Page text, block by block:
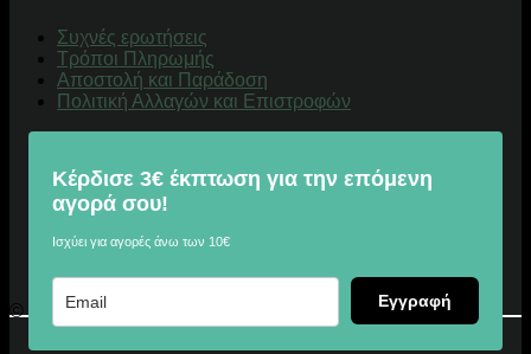
Συχνές ερωτήσεις
Τρόποι Πληρωμής
Αποστολή και Παράδοση
Πολιτική Αλλαγών και Επιστροφών
Κέρδισε 3€ έκπτωση για την επόμενη
αγορά σου!
Ισχύει για αγορές άνω των 10€
Εγγραφή
© 2026 Digitalu.gr